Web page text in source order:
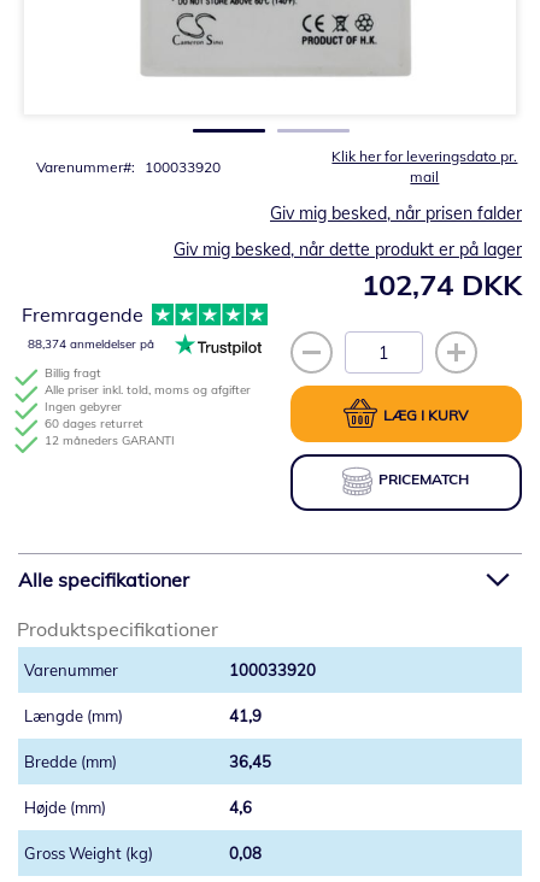
Klik her for leveringsdato pr.
mail
Varenummer 100033920
102,74 DKK
Giv mig besked, når prisen falder
Giv mig besked, når dette produkt er på lager
LÆG I KURV
PRICEMATCH
Billig fragt
Alle priser inkl. told, moms og afgifter
Ingen gebyrer
60 dages returret
12 måneders GARANTI
Fremragende
88,374 anmeldelser på
Alle specifikationer
Produktspecifikationer
100033920
41,9
36,45
4,6
0,08